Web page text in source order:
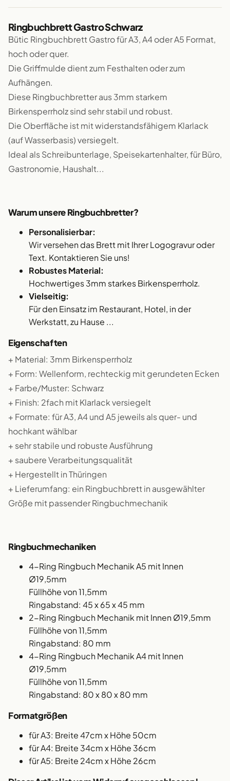
Ringbuchbrett Gastro Schwarz
Bütic Ringbuchbrett Gastro für A3, A4 oder A5 Format,
hoch oder quer.
Die Griffmulde dient zum Festhalten oder zum
Aufhängen.
Diese Ringbuchbretter aus 3mm starkem
Birkensperrholz sind sehr stabil und robust.
Die Oberfläche ist mit widerstandsfähigem Klarlack
(auf Wasserbasis) versiegelt.
Ideal als Schreibunterlage, Speisekartenhalter, für Büro,
Gastronomie, Haushalt...
Warum unsere Ringbuchbretter?
Personalisierbar:
Wir versehen das Brett mit Ihrer Logogravur oder
Text. Kontaktieren Sie uns!
Robustes Material:
Hochwertiges 3mm starkes Birkensperrholz.
Vielseitig:
Für den Einsatz im Restaurant, Hotel, in der
Werkstatt, zu Hause ...
Eigenschaften
+ Material: 3mm Birkensperrholz
+ Form: Wellenform, rechteckig mit gerundeten Ecken
+ Farbe/Muster: Schwarz
+ Finish: 2fach mit Klarlack versiegelt
+ Formate: für A3, A4 und A5 jeweils als quer- und
hochkant wählbar
+ sehr stabile und robuste Ausführung
+ saubere Verarbeitungsqualität
+ Hergestellt in Thüringen
+ Lieferumfang: ein Ringbuchbrett in ausgewählter
Größe mit passender Ringbuchmechanik
Ringbuchmechaniken
4-Ring Ringbuch Mechanik A5 mit Innen
Ø19,5mm
Füllhöhe von 11,5mm
Ringabstand: 45 x 65 x 45 mm
2-Ring Ringbuch Mechanik mit Innen Ø19,5mm
Füllhöhe von 11,5mm
Ringabstand: 80 mm
4-Ring Ringbuch Mechanik A4 mit Innen
Ø19,5mm
Füllhöhe von 11,5mm
Ringabstand: 80 x 80 x 80 mm
Formatgrößen
für A3: Breite 47cm x Höhe 50cm
für A4: Breite 34cm x Höhe 36cm
für A5: Breite 24cm x Höhe 26cm